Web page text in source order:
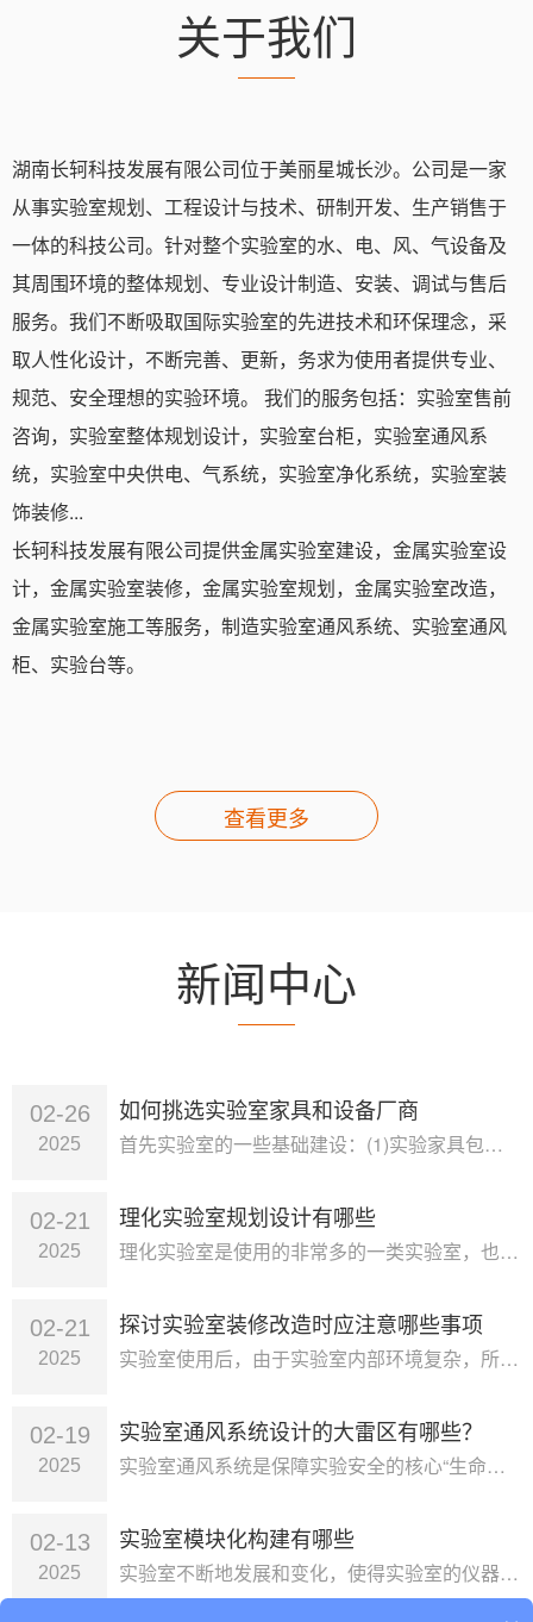
关于我们
湖南长轲科技发展有限公司位于美丽星城长沙。公司是一家
从事实验室规划、工程设计与技术、研制开发、生产销售于
一体的科技公司。针对整个实验室的水、电、风、气设备及
其周围环境的整体规划、专业设计制造、安装、调试与售后
服务。我们不断吸取国际实验室的先进技术和环保理念，采
取人性化设计，不断完善、更新，务求为使用者提供专业、
规范、安全理想的实验环境。 我们的服务包括：实验室售前
咨询，实验室整体规划设计，实验室台柜，实验室通风系
统，实验室中央供电、气系统，实验室净化系统，实验室装
饰装修...
长轲科技发展有限公司提供金属实验室建设，金属实验室设
计，金属实验室装修，金属实验室规划，金属实验室改造，
金属实验室施工等服务，制造实验室通风系统、实验室通风
柜、实验台等。
查看更多
新闻中心
02-26
2025
如何挑选实验室家具和设备厂商
首先实验室的一些基础建设：(1)实验家具包括实验台、仪器台、天平台、药品柜、器皿柜等；(2)实验室的通风设施包括通风柜、···
02-21
2025
理化实验室规划设计有哪些
理化实验室是使用的非常多的一类实验室，也是最基本的一类实验室一、理化实验室的功能分区 理化实验室的功能分区主要分为三大···
02-21
2025
探讨实验室装修改造时应注意哪些事项
实验室使用后，由于实验室内部环境复杂，所以在一定程度上会减短实验室内设备仪器、家具的使用时长。为了实验的精密准确，需要重···
02-19
2025
实验室通风系统设计的大雷区有哪些？
实验室通风系统是保障实验安全的核心“生命线”，但大部分实验室都栽在隐蔽的设计漏洞上！轻则数据失真、设备腐蚀，重则引发爆炸···
02-13
2025
实验室模块化构建有哪些
实验室不断地发展和变化，使得实验室的仪器设备不断增加，对于实验室需求的变化，必须对新设备提供相应的供应服务，实验台必须完···